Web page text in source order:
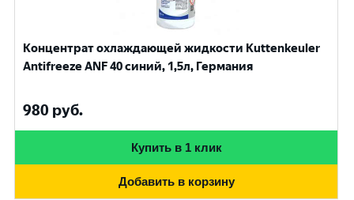
Концентрат охлаждающей жидкости Kuttenkeuler
Antifreeze ANF 40 синий, 1,5л, Германия
980 руб.
Купить в 1 клик
Добавить в корзину